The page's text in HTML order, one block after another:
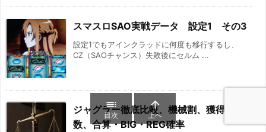
スマスロSAO実戦データ 設定1 その3
設定1でもアインクラッドに何度も移行するし、
CZ（SAOチャンス）失敗後にセルム ...
ジャグラー徹底比較、機械割、獲得枚
数、合算・BIG・REG確率

目次

上へ